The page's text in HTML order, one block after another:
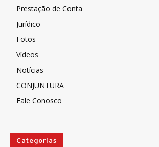
Prestação de Conta
Jurídico
Fotos
Vídeos
Notícias
CONJUNTURA
Fale Conosco
Categorias